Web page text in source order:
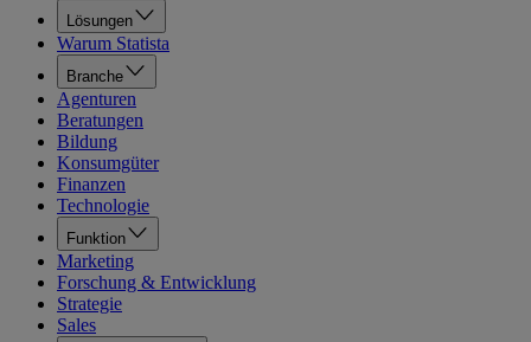
Lösungen
Warum Statista
Branche
Agenturen
Beratungen
Bildung
Konsumgüter
Finanzen
Technologie
Funktion
Marketing
Forschung & Entwicklung
Strategie
Sales